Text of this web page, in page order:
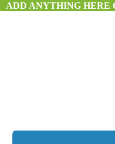
ADD ANYTHING